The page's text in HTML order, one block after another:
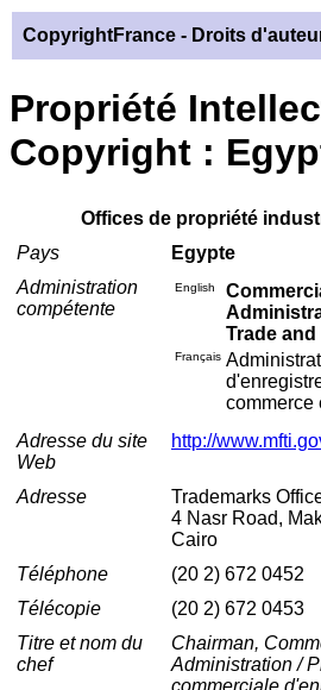
CopyrightFrance - Droits
Propriété
Copyright :
Offices de propriété
Pays
Egypte
Administration
compétente
English
Trade
Français
commerce
Adresse du site
Web
http://
Adresse
Trademarks
4 Nasr Road,
Cairo
Téléphone
(20 2) 672 0452
Télécopie
(20 2) 672 0453
Titre et nom du
chef
Chairman,
Administration /
commerciale